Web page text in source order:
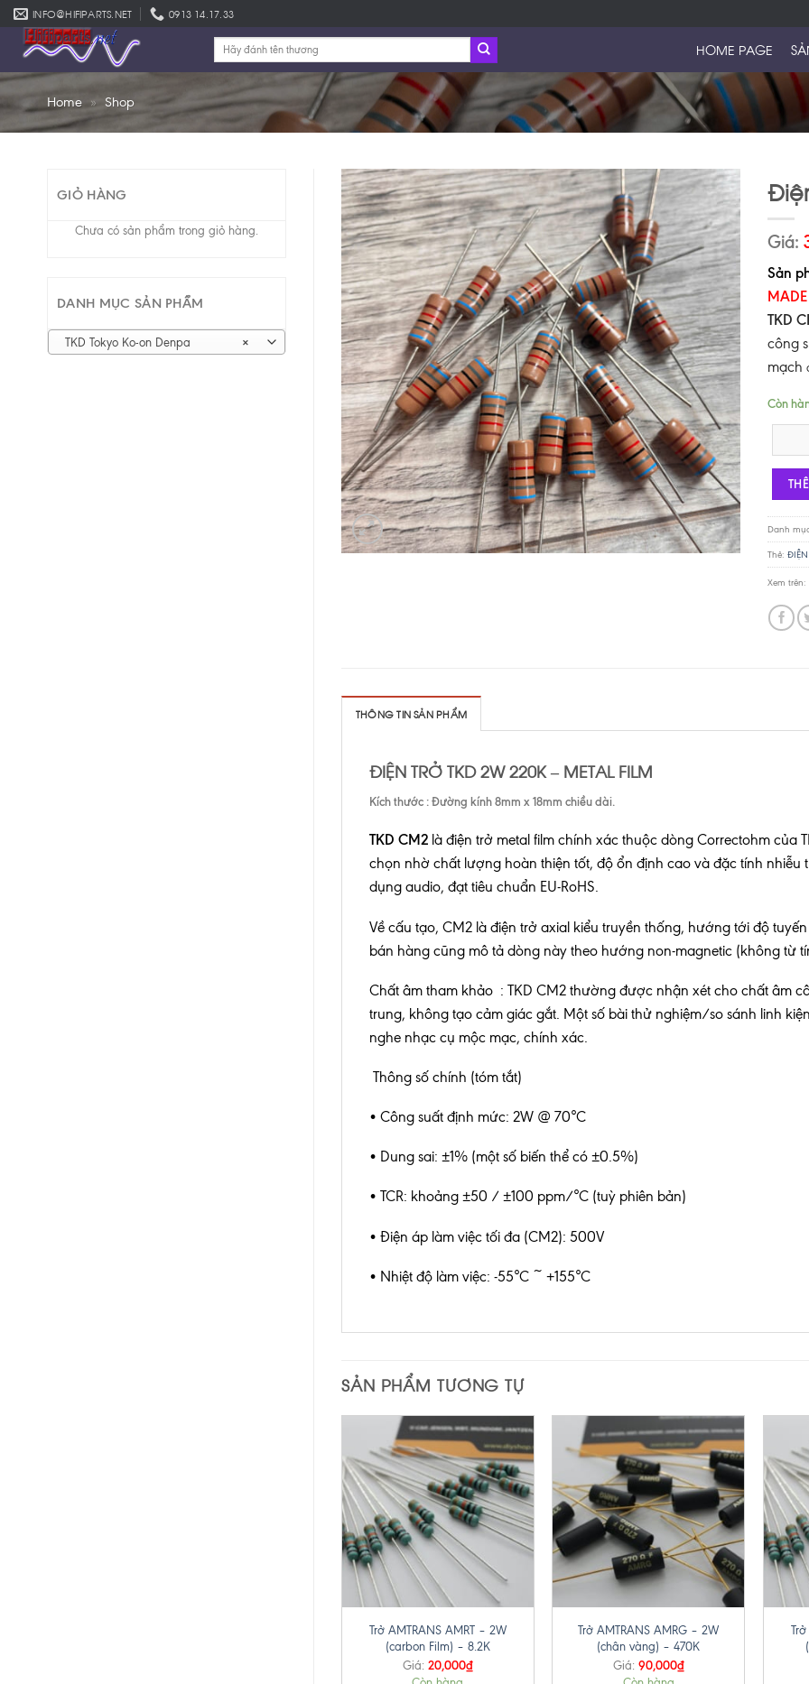
Skip
to
content
INFO@HIFIPARTS.NET 0913 14.17.33
Tìm
HOME PAGE
Home » Shop
GIỎ HÀNG
Chưa có sản phẩm trong giỏ hàng.
DANH MỤC SẢN PHẨM
×
TKD Tokyo Ko-on Denpa
Giá:
Sản
TKD
công
mạch
Còn
Danh
Thẻ:
Xem trên:
THÔNG TIN SẢN PHẨM
ĐIỆN TRỞ TKD 2W 220K – METAL FILM
Kích thước : Đường kính 8mm x 18mm chiều dài.
TKD CM2 là điện trở metal film chính xác thuộc dòng Correctohm
chọn nhờ chất lượng hoàn thiện tốt, độ ổn định cao và đặc tính
dụng audio, đạt tiêu chuẩn EU-RoHS.
Về cấu tạo, CM2 là điện trở axial kiểu truyền thống, hướng tới độ
bán hàng cũng mô tả dòng này theo hướng non-magnetic (không từ
Chất âm tham khảo : TKD CM2 thường được nhận xét cho chất âm
trung, không tạo cảm giác gắt. Một số bài thử nghiệm/so sánh linh
nghe nhạc cụ mộc mạc, chính xác.
Thông số chính (tóm tắt)
• Công suất định mức: 2W @ 70°C
• Dung sai: ±1% (một số biến thể có ±0.5%)
• TCR: khoảng ±50 / ±100 ppm/°C (tuỳ phiên bản)
• Điện áp làm việc tối đa (CM2): 500V
• Nhiệt độ làm việc: -55°C ~ +155°C
SẢN PHẨM TƯƠNG TỰ
Trở AMTRANS AMRT – 2W
(carbon Film) – 8.2K
Giá: 20,000₫
Trở AMTRANS AMRG – 2W
(chân vàng) – 470K
Giá: 90,000₫